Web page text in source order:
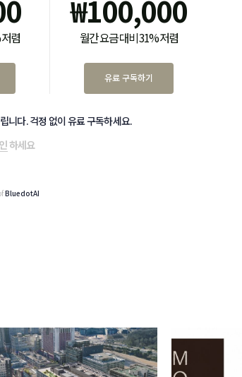
렴
₩100,000
월간 요금 대비 31% 저렴
유료 구독하기
니다. 걱정 없이 유료 구독하세요.
하세요
BluedotAI